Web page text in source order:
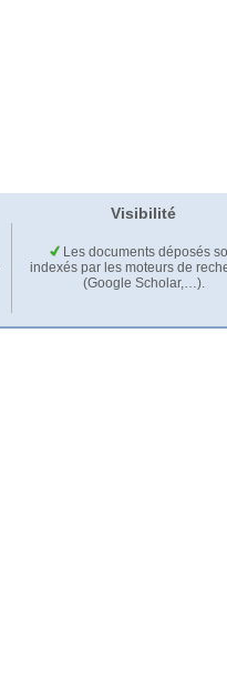
Visibilité
Les documents déposés
indexés par les moteurs de
(Google Scholar,…).